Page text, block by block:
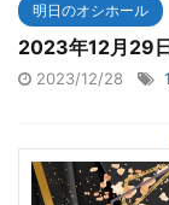
明日のオシホール
2023年12月29
2023/12/28